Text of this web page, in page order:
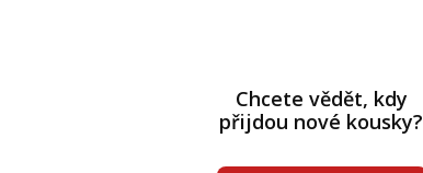
Chcete vědět, kdy
přijdou nové kousky?